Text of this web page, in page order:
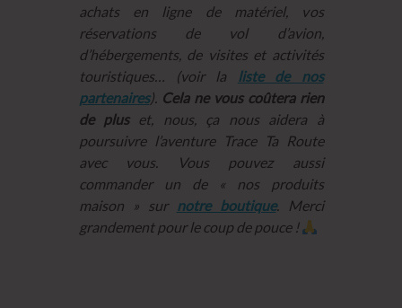
achats en ligne de matériel, vos
réservations de vol d’avion,
d’hébergements, de visites et activités
touristiques… (voir la
liste de nos
partenaires). Cela ne vous coûtera rien
de pluset, nous, ça nous aidera à
poursuivre l’aventure Trace Ta Route
avec vous. Vous pouvez aussi
commander un de « nos produits
maison » sur notre boutique. Merci
grandement pour le coup de pouce !